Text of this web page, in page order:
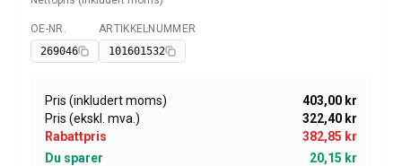
Amazon dekk/felg/navkapsler
Reservedeler til 1800
1800 Bremsesystem
Volvo 1800 Karosseri
1800 Kjølesystem
1800 Motorregulering
1800 Motordeler
Tilgjengelig
OE-NR.
269046
ARTIKKELNUMMER
101601532
Pris (inkludert moms)
403,00 kr
Pris (ekskl. mva.)
322,40 kr
Rabattpris
382,85 kr
Du sparer
20,15 kr